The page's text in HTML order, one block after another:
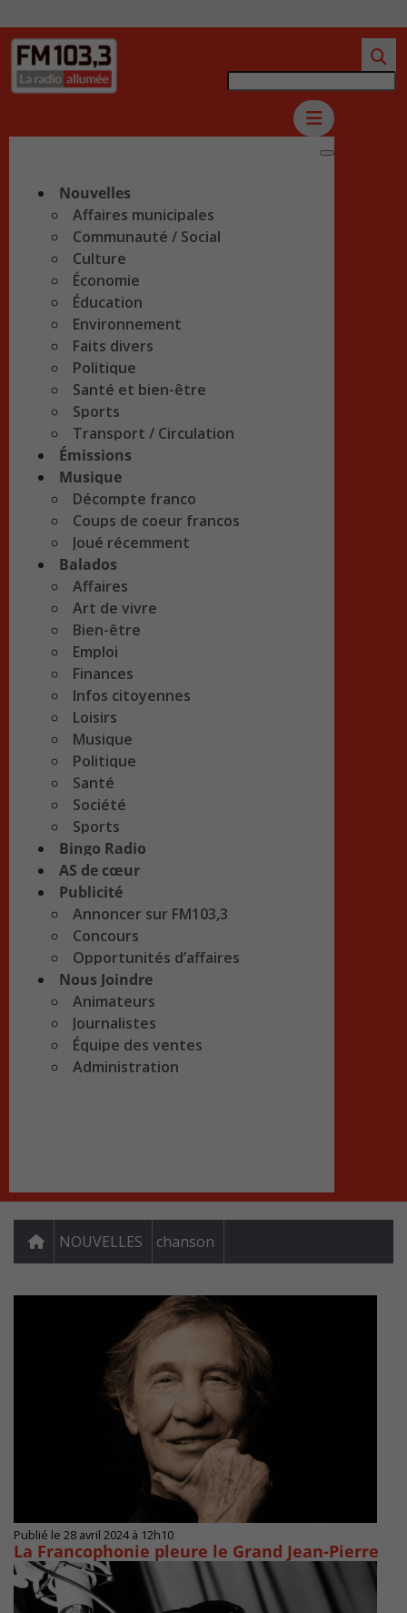
Nouvelles
Affaires municipales
Communauté / Social
Culture
Économie
Éducation
Environnement
Faits divers
Politique
Santé et bien-être
Sports
Transport / Circulation
Émissions
Musique
Décompte franco
Coups de coeur francos
Joué récemment
Balados
Affaires
Art de vivre
Bien-être
Emploi
Finances
Infos citoyennes
Loisirs
Musique
Politique
Santé
Société
Sports
Bingo Radio
AS de cœur
Publicité
Annoncer sur FM103,3
Concours
Opportunités d’affaires
Nous Joindre
Animateurs
Journalistes
Équipe des ventes
Administration
NOUVELLES chanson
Publié le 28 avril 2024 à 12h10
La Francophonie pleure le Grand Jean-Pierre